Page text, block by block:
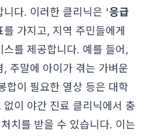
니다. 이러한 클리닉은 '응급
가지고, 지역 주민들에게
를 제공합니다. 예를 들어,
주말에 아이가 겪는 가벼운
합이 필요한 열상 등은 대학
이 야간 진료 클리닉에서 충
치를 받을 수 있습니다. 이는